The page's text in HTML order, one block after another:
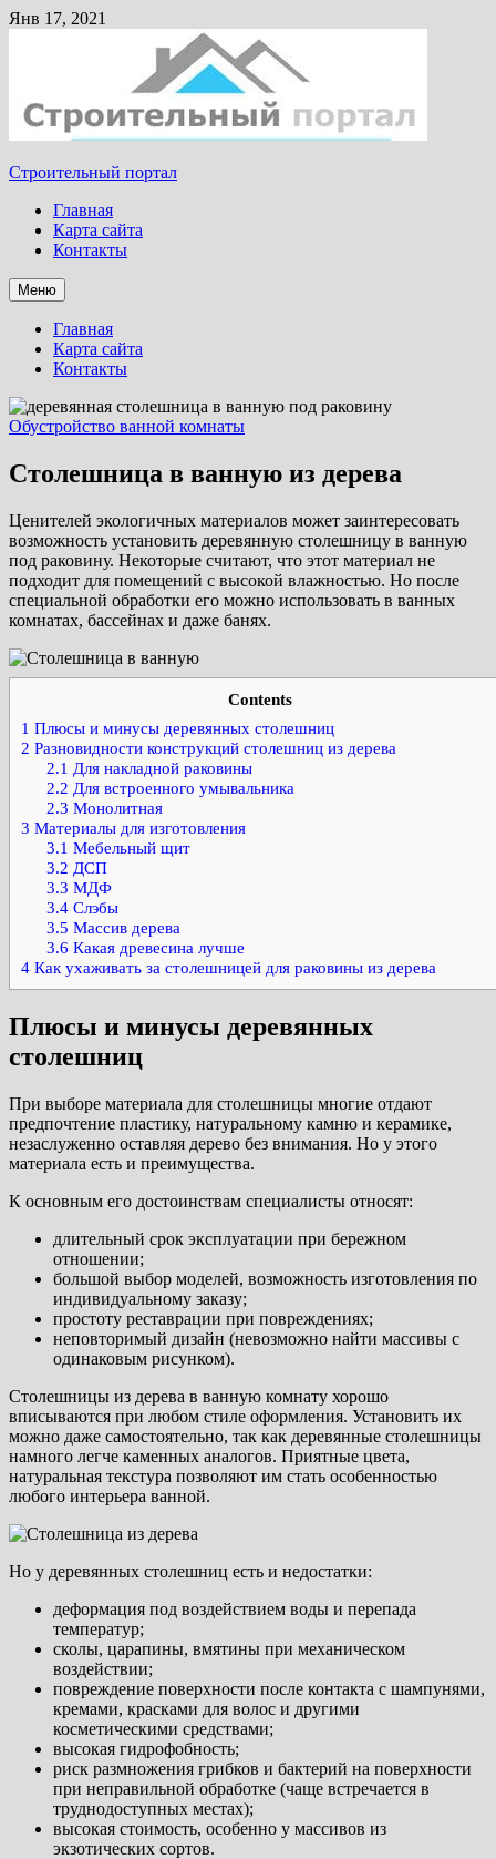
Янв 17, 2021
Строительный портал
Главная
Карта сайта
Контакты
Меню
Главная
Карта сайта
Контакты
Обустройство ванной комнаты
Столешница в ванную из дерева
Ценителей экологичных материалов может заинтересовать
возможность установить деревянную столешницу в ванную
под раковину. Некоторые считают, что этот материал не
подходит для помещений с высокой влажностью. Но после
специальной обработки его можно использовать в ванных
комнатах, бассейнах и даже банях.
Contents
1 Плюсы и минусы деревянных столешниц
2 Разновидности конструкций столешниц из дерева
2.1 Для накладной раковины
2.2 Для встроенного умывальника
2.3 Монолитная
3 Материалы для изготовления
3.1 Мебельный щит
3.2 ДСП
3.3 МДФ
3.4Слэбы
3.5 Массив дерева
3.6 Какая древесина лучше
4 Как ухаживать за столешницей для раковины из дерева
Плюсы и минусы деревянных
столешниц
При выборе материала для столешницы многие отдают
предпочтение пластику, натуральному камню и керамике,
незаслуженно оставляя дерево без внимания. Но у этого
материала есть и преимущества.
К основным его достоинствам специалисты относят:
длительный срок эксплуатации при бережном
отношении;
большой выбор моделей, возможность изготовления по
индивидуальному заказу;
простоту реставрации при повреждениях;
неповторимый дизайн (невозможно найти массивы с
одинаковым рисунком).
Столешницы из дерева в ванную комнату хорошо
вписываются при любом стиле оформления. Установить их
можно даже самостоятельно, так как деревянные столешницы
намного легче каменных аналогов. Приятные цвета,
натуральная текстура позволяют им стать особенностью
любого интерьера ванной.
Но у деревянных столешниц есть и недостатки:
деформация под воздействием воды и перепада
температур;
сколы, царапины, вмятины при механическом
воздействии;
повреждение поверхности после контакта с шампунями,
кремами, красками для волос и другими
косметическими средствами;
высокая гидрофобность;
риск размножения грибков и бактерий на поверхности
при неправильной обработке (чаще встречается в
труднодоступных местах);
высокая стоимость, особенно у массивов из
экзотических сортов.